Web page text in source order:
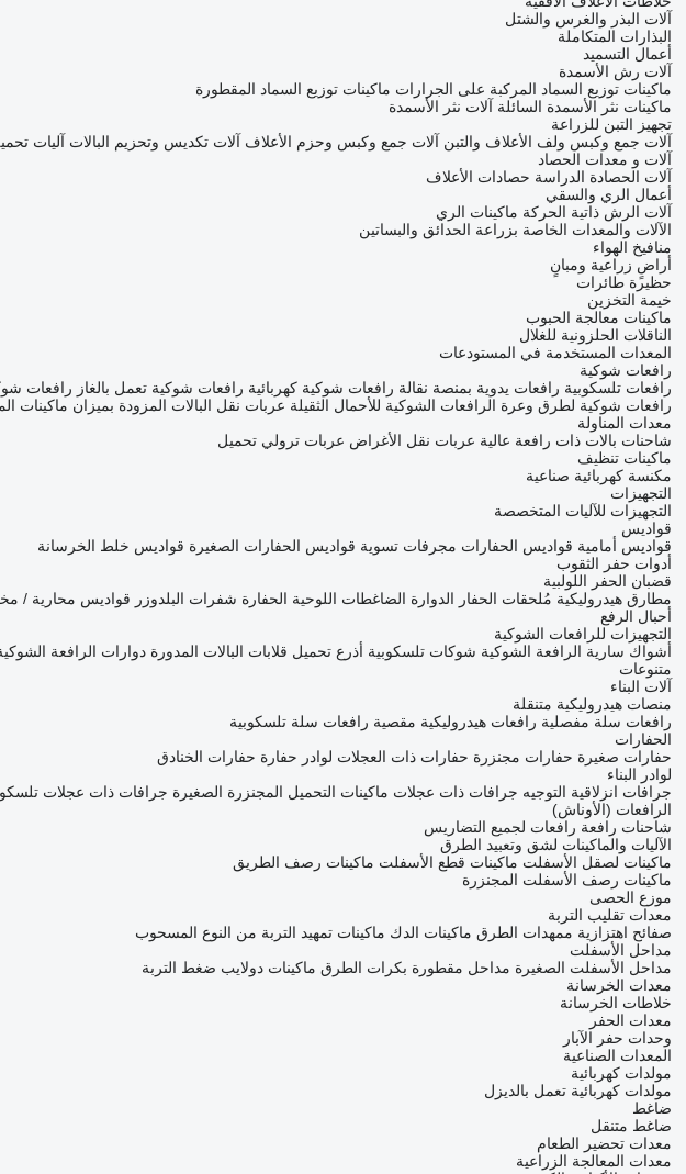
آلات البذر والغرس والشتل
البذارات المتكاملة
أعمال التسميد
آلات رش الأسمدة
ماكينات توزيع السماد المركبة على الجرارات ماكينات توزيع السماد المقطورة
ماكينات نثر الأسمدة السائلة آلات نثر الأسمدة
تجهيز التبن للزراعة
آلات جمع وكبس ولف الأعلاف والتبن آلات جمع وكبس وحزم الأعلاف آلات تكديس وتحزيم البالات آليات
آلات و معدات الحصاد
آلات الحصادة الدراسة حصادات الأعلاف
أعمال الري والسقي
آلات الرش ذاتية الحركة ماكينات الري
الآلات والمعدات الخاصة بزراعة الحدائق والبساتين
منافيخ الهواء
أراضٍ زراعية ومبانٍ
حظيرة طائرات
خيمة التخزين
ماكينات معالجة الحبوب
الناقلات الحلزونية للغلال
المعدات المستخدمة في المستودعات
رافعات شوكية
رافعات تلسكوبية رافعات يدوية بمنصة نقالة رافعات شوكية كهربائية رافعات شوكية تعمل بالغاز رافعات
رافعات شوكية لطرق وعرة الرافعات الشوكية للأحمال الثقيلة عربات نقل البالات المزودة بميزان ماكينات
معدات المناولة
شاحنات بالات ذات رافعة عالية عربات نقل الأغراض عربات ترولي تحميل
ماكينات تنظيف
مكنسة كهربائية صناعية
التجهيزات
التجهيزات للآليات المتخصصة
قواديس
قواديس أمامية قواديس الحفارات مجرفات تسوية قواديس الحفارات الصغيرة قواديس خلط الخرسانة
أدوات حفر الثقوب
قضبان الحفر اللولبية
مطارق هيدروليكية مُلحقات الحفار الدوارة الضاغطات اللوحية الحفارة شفرات البلدوزر قواديس محارية /
أحبال الرفع
التجهيزات للرافعات الشوكية
أشواك سارية الرافعة الشوكية شوكات تلسكوبية أذرع تحميل قلابات البالات المدورة دوارات الرافعة
متنوعات
آلات البناء
منصات هيدروليكية متنقلة
رافعات سلة مفصلية رافعات هيدروليكية مقصية رافعات سلة تلسكوبية
الحفارات
حفارات صغيرة حفارات مجنزرة حفارات ذات العجلات لوادر حفارة حفارات الخنادق
لوادر البناء
جرافات انزلاقية التوجيه جرافات ذات عجلات ماكينات التحميل المجنزرة الصغيرة جرافات ذات عجلات
الرافعات (الأوناش)
شاحنات رافعة رافعات لجميع التضاريس
الآليات والماكينات لشق وتعبيد الطرق
ماكينات لصقل الأسفلت ماكينات قطع الأسفلت ماكينات رصف الطريق
ماكينات رصف الأسفلت المجنزرة
موزع الحصى
معدات تقليب التربة
صفائح اهتزازية ممهدات الطرق ماكينات الدك ماكينات تمهيد التربة من النوع المسحوب
مداحل الأسفلت
مداحل الأسفلت الصغيرة مداحل مقطورة بكرات الطرق ماكينات دولايب ضغط التربة
معدات الخرسانة
خلاطات الخرسانة
معدات الحفر
وحدات حفر الآبار
المعدات الصناعية
مولدات كهربائية
مولدات كهربائية تعمل بالديزل
ضاغط
ضاغط متنقل
معدات تحضير الطعام
معدات المعالجة الزراعية